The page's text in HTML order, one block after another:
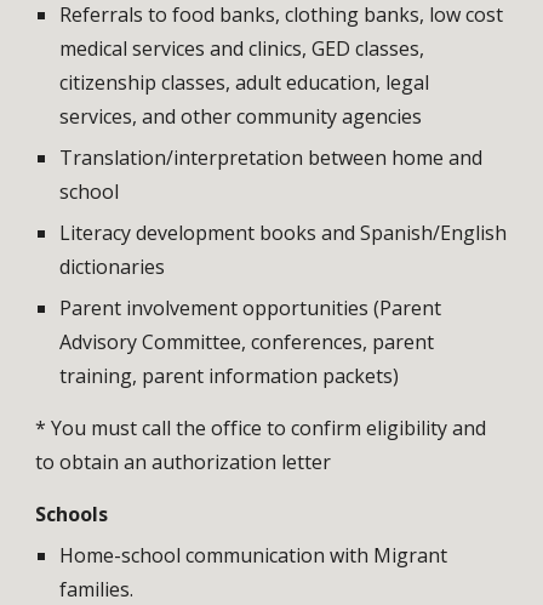
Referrals to food banks, clothing banks, low cost
medical services and clinics, GED classes,
citizenship classes, adult education, legal
services, and other community agencies
Translation/interpretation between home and
school
Literacy development books and Spanish/English
dictionaries
Parent involvement opportunities (Parent
Advisory Committee, conferences, parent
training, parent information packets)
* You must call the office to confirm eligibility and
to obtain an authorization letter
Schools
Home-school communication with Migrant
families.